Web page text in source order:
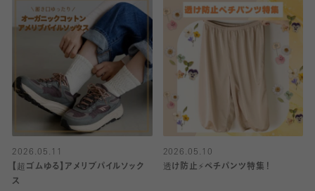
2026.05.11
【超ゴムゆる】アメリブパイルソック
ス
2026.05.10
透け防止⚡️ペチパンツ特集！